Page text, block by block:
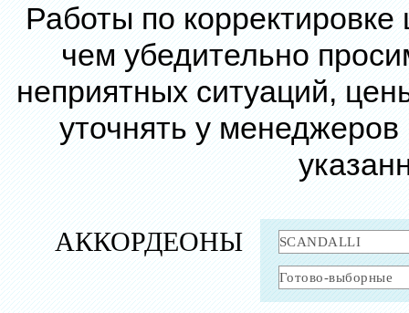
Работы по
чем убедительно
неприятных ситуаций,
уточнять у
АККОРДЕОНЫ